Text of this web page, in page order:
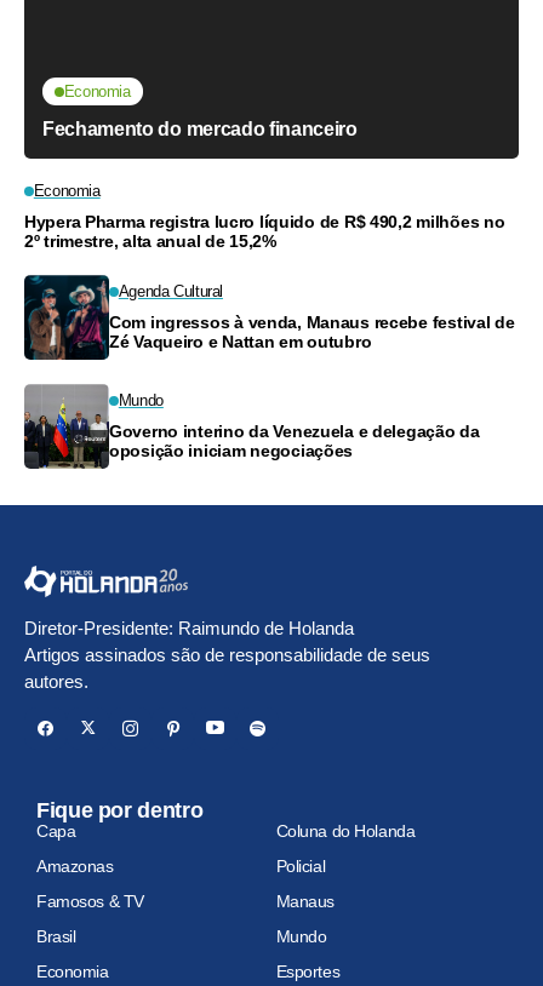
Economia
Fechamento do mercado financeiro
Economia
Hypera Pharma registra lucro líquido de R$ 490,2 milhões no
2º trimestre, alta anual de 15,2%
Agenda Cultural
Com ingressos à venda, Manaus recebe festival de
Zé Vaqueiro e Nattan em outubro
Mundo
Governo interino da Venezuela e delegação da
oposição iniciam negociações
Diretor-Presidente: Raimundo de Holanda
Artigos assinados são de responsabilidade de seus
autores.
Fique por dentro
Capa
Coluna do Holanda
Amazonas
Policial
Famosos & TV
Manaus
Brasil
Mundo
Economia
Esportes